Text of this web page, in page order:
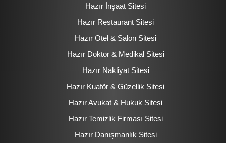
Hazır İnşaat Sitesi
Hazır Restaurant Sitesi
Hazır Otel & Salon Sitesi
Hazır Doktor & Medikal Sitesi
Hazır Nakliyat Sitesi
Hazır Kuaför & Güzellik Sitesi
Hazır Avukat & Hukuk Sitesi
Hazır Temizlik Firması Sitesi
Hazır Danışmanlık Sitesi